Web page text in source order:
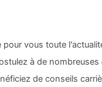
pour vous toute
à de nombreuses
de conseils